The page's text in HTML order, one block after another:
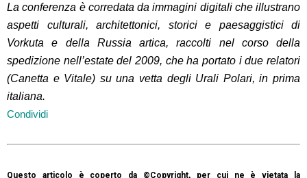
La conferenza è corredata da immagini digitali che illustrano
aspetti culturali, architettonici, storici e paesaggistici di
Vorkuta e della Russia artica, raccolti nel corso della
spedizione nell’estate del 2009, che ha portato i due relatori
(Canetta e Vitale) su una vetta degli Urali Polari, in prima
italiana.
Condividi
Questo articolo è coperto da ©Copyright, per cui ne è vietata la